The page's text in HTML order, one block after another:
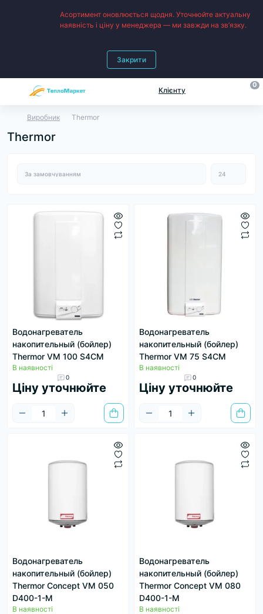
Асортимент оновлюється щодня. Уточнюйте актуальну
наявність і ціну у менеджера — ми завжди на зв’язку.
Закрити
Клієнту
0
Виробник Thermor
Thermor
Водонагреватель
накопительный (бойлер)
Thermor VM 100 S4CM
В наявності
0
Ціну уточнюйте
Водонагреватель
накопительный (бойлер)
Thermor VM 75 S4CM
В наявності
0
Ціну уточнюйте
Водонагреватель
накопительный (бойлер)
Thermor Concept VM 050
D400-1-M
В наявності
Водонагреватель
накопительный (бойлер)
Thermor Concept VM 080
D400-1-M
В наявності